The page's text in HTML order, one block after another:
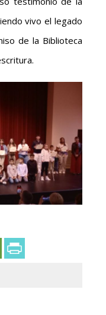
vivo el legado
de la Biblioteca